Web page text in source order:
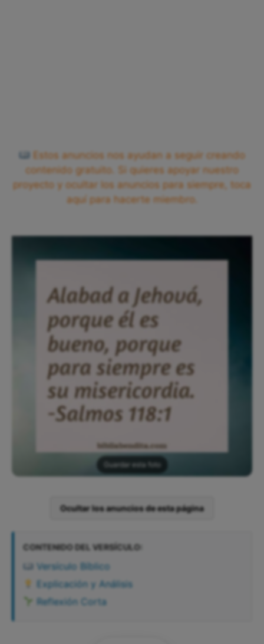
Estos anuncios nos ayudan a seguir creando
contenido gratuito. Si quieres apoyar nuestro
proyecto y ocultar los anuncios para siempre, toca
aquí para hacerte miembro.
Guardar esta foto
Ocultar los anuncios de esta página
CONTENIDO DEL VERSÍCULO:
Versículo Bíblico
Explicación y Análisis
Reflexión Corta